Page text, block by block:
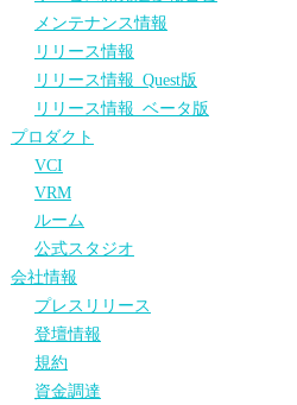
メンテナンス情報
リリース情報
リリース情報_Quest版
リリース情報_ベータ版
プロダクト
VCI
VRM
ルーム
公式スタジオ
会社情報
プレスリリース
登壇情報
規約
資金調達